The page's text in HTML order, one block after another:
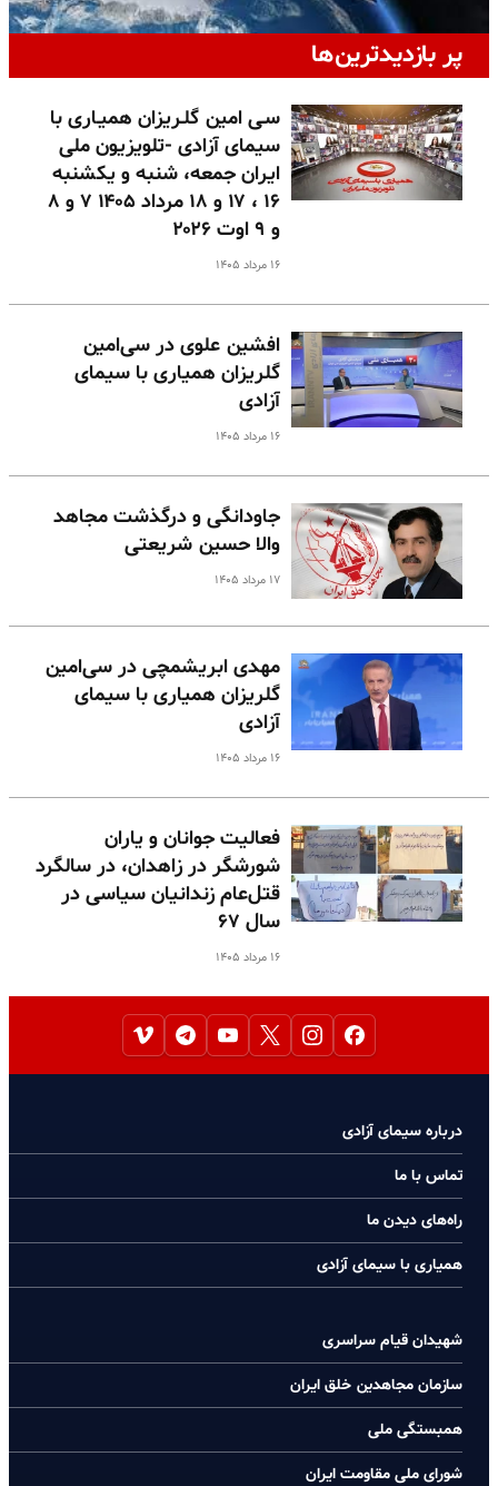
پر بازدیدترین‌ها
سـی امین گلـریزان همیـاری با
سیمای آزادی -تلویزیون ملی
ایران جمعه، شنبه و یکشنبه
۱۶ ، ۱۷ و ۱۸ مرداد ۱۴۰۵ ۷ و ۸
و ۹ اوت ۲۰۲۶
۱۶ مرداد ۱۴۰۵
افشین علوی در سی‌امین
گلریزان همیاری با سیمای
آزادی
۱۶ مرداد ۱۴۰۵
جاودانگی و درگذشت مجاهد
والا حسین شریعتی
۱۷ مرداد ۱۴۰۵
مهدی ابریشمچی در سی‌امین
گلریزان همیاری با سیمای
آزادی
۱۶ مرداد ۱۴۰۵
فعالیت جوانان و یاران
شورشگر در زاهدان، در سالگرد
قتل‌عام زندانیان سیاسی در
سال ۶۷
۱۶ مرداد ۱۴۰۵
درباره سیمای آزادی
تماس با ما
راه‌های دیدن ما
همیاری با سیمای آزادی
شهیدان قیام سراسری
سازمان مجاهدین خلق ایران
همبستگی ملی
شورای ملی مقاومت ایران